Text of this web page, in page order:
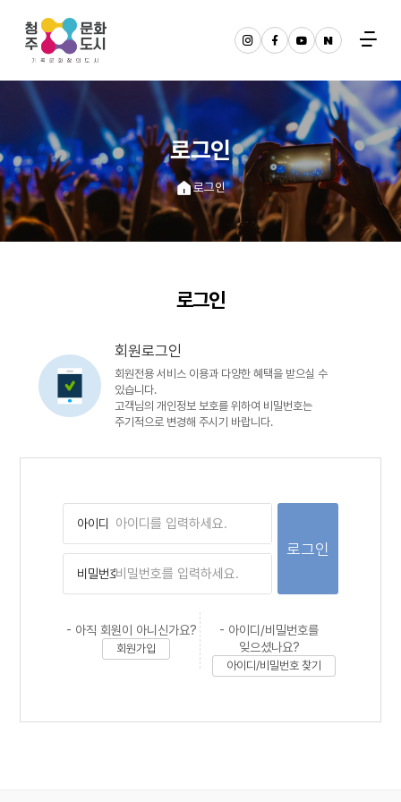
로그인
로그인
로그인
회원로그인
회원전용 서비스 이용과 다양한 혜택을 받으실 수
있습니다.
고객님의 개인정보 보호를 위하여 비밀번호는
주기적으로 변경해 주시기 바랍니다.
아이디
비밀번호
- 아직 회원이 아니신가요?
회원가입
- 아이디/비밀번호를
잊으셨나요?
아이디/비밀번호 찾기